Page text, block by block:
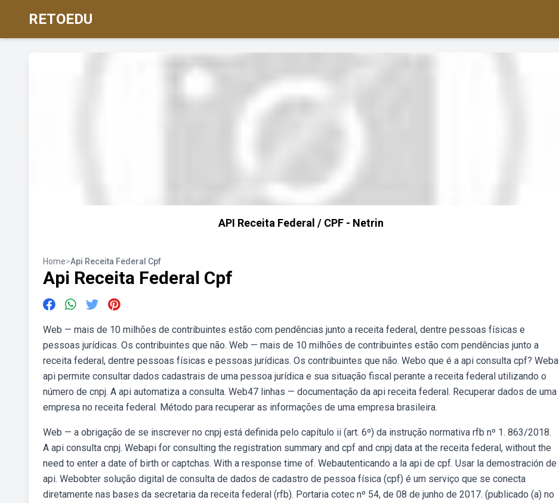
RETOEDU
API Receita Federal / CPF - Netrin
Home>Api Receita Federal Cpf
Api Receita Federal Cpf
Web — mais de 10 milhões de contribuintes estão com pendências junto a receita federal, dentre pessoas físicas e
pessoas jurídicas. Os contribuintes que não. Web — mais de 10 milhões de contribuintes estão com pendências junto a
receita federal, dentre pessoas físicas e pessoas jurídicas. Os contribuintes que não. Webo que é a api consulta cpf? Weba
api permite consultar dados cadastrais de uma pessoa jurídica e sua situação fiscal perante a receita federal utilizando o
número de cnpj. A api automatiza a consulta. Web47 linhas — documentação da api receita federal. Recuperar dados de uma
empresa no receita federal. Método para recuperar as informações de uma empresa brasileira.
Web — a obrigação de se inscrever no cnpj está definida pelo capítulo ii (art. 6º) da instrução normativa rfb nº 1. 863/2018.
A api consulta cnpj. Webapi for consulting the registration summary and cpf and cnpj data at the receita federal, without the
need to enter a date of birth or captchas. With a response time of. Webautenticando a la api de cpf. Usar la demostración de
api. Webobter solução digital de consulta de dados de cadastro de pessoa física (cpf) é um serviço que se conecta
diretamente nas bases da secretaria da receita federal (rfb). Portaria cotec nº 54, de 08 de junho de 2017. (publicado (a) no